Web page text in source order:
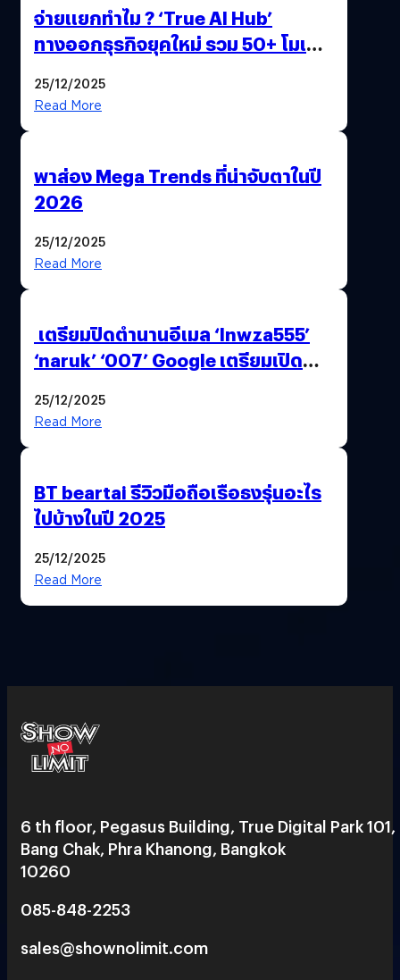
จ่ายแยกทำไม ? ‘True AI Hub’
ทางออกธุรกิจยุคใหม่ รวม 50+ โมเดล
25/12/2025
Read More
พาส่อง Mega Trends ที่น่าจับตาในปี
2026
25/12/2025
Read More
เตรียมปิดตำนานอีเมล ‘lnwza555’
‘naruk’ ‘007’ Google เตรียมเปิด
25/12/2025
Read More
BT beartai รีวิวมือถือเรือธงรุ่นอะไร
ไปบ้างในปี 2025
25/12/2025
Read More
6 th floor, Pegasus Building, True Digital Park 101,
Bang Chak, Phra Khanong, Bangkok
10260
085-848-2253
sales@shownolimit.com